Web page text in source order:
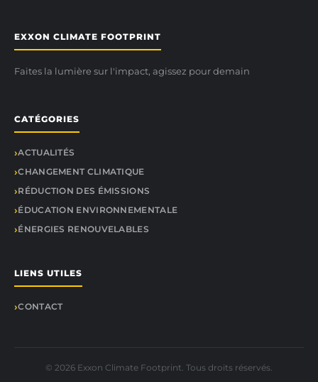
EXXON CLIMATE FOOTPRINT
Faites la lumière sur l'impact, agissez pour demain
CATÉGORIES
ACTUALITÉS
CHANGEMENT CLIMATIQUE
RÉDUCTION DES ÉMISSIONS
ÉDUCATION ENVIRONNEMENTALE
ÉNERGIES RENOUVELABLES
LIENS UTILES
CONTACT
© 2026 Exxon Climate Footprint. Tous droits réservés.